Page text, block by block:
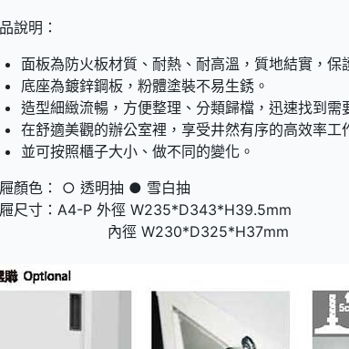
品說明：
面板為防火板材質、耐熱、耐高溫，質地結實，保
底座為鍍鋅鋼板，粉體塗裝不易生銹。
造型細緻流暢，方便整理、分類歸檔，迅速找到需
在舒適美觀的辦公室裡，享受井然有序的高效率工
並可按照櫃子大小、做不同的變化。
顏色： ○ 透明抽 ● 雪白抽
尺寸：A4-P 外徑 W235*D343*H39.5mm
徑 W230*D325*H37mm